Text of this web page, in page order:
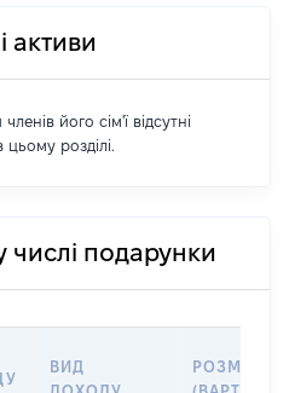
активи
його сім'ї відсутні
розділі.
числі подарунки
ВИД
РОЗМІР